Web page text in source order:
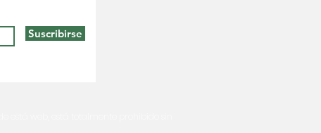
Suscribirse